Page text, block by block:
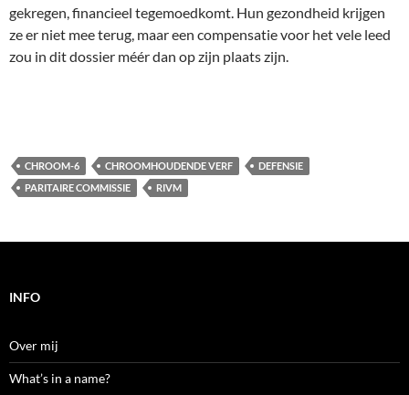
gekregen, financieel tegemoedkomt. Hun gezondheid krijgen
ze er niet mee terug, maar een compensatie voor het vele leed
zou in dit dossier méér dan op zijn plaats zijn.
CHROOM-6 CHROOMHOUDENDE VERF
DEFENSIE
PARITAIRE COMMISSIE
RIVM
INFO
Over mij
What’s in a name?